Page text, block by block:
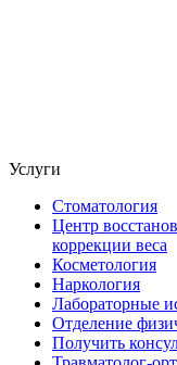
Услуги
Стоматология
Центр
коррекции веса
Косметология
Наркология
Лабораторные
Отделение
Получить